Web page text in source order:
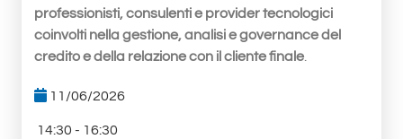
professionisti, consulenti e provider tecnologici
coinvolti nella gestione, analisi e governance del
credito e della relazione con il cliente finale
11/06/2026
14:30 - 16:30